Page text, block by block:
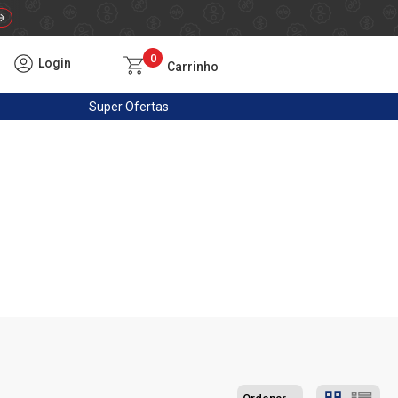
Login 0
Carrinho
SuperOfertas